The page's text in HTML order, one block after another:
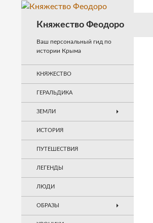
Перейти
Княжество Феодоро
Ваш персональный гид по
истории Крыма
КНЯЖЕСТВО
ГЕРАЛЬДИКА
ЗЕМЛИ
ИСТОРИЯ
ПУТЕШЕСТВИЯ
ЛЕГЕНДЫ
ЛЮДИ
ОБРАЗЫ